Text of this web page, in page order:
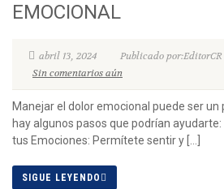
EMOCIONAL
abril 13, 2024 Publicado por:EditorCR
Sin comentarios aún
Manejar el dolor emocional puede ser un
hay algunos pasos que podrían
tus Emociones: Permítete sentir y […]
SIGUE LEYENDO